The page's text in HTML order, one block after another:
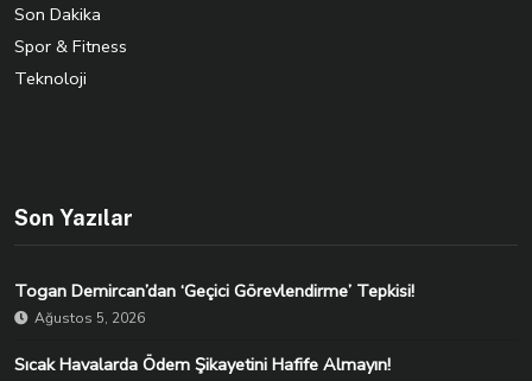
Son Dakika
Spor & Fitness
Teknoloji
Son Yazılar
Togan Demircan’dan ‘Geçici Görevlendirme’ Tepkisi!
Ağustos 5, 2026
Sıcak Havalarda Ödem Şikayetini Hafife Almayın!